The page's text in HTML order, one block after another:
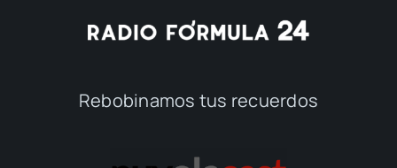
Rebobinamos tus recuerdos